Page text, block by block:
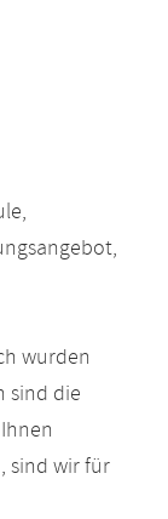
wurden
sind die
sind wir für